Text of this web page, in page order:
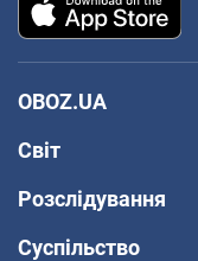
OBOZ.UA
Світ
Розслідування
Суспільство